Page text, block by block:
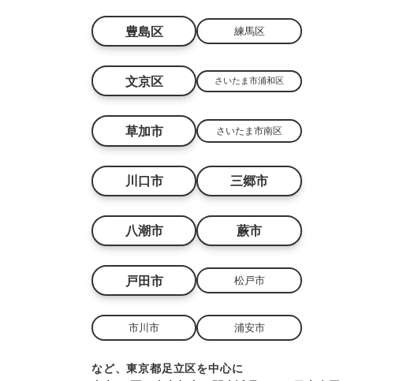
豊島区 練馬区
文京区 さいたま市浦和区
草加市 さいたま市南区
川口市 三郷市
八潮市 蕨市
戸田市 松戸市
市川市 浦安市
など、東京都足立区を中心に